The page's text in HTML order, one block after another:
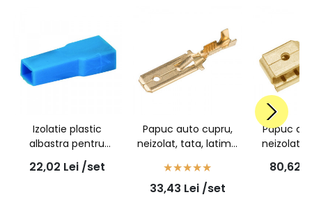
Izolatie plastic
albastra pentru
papuc mama neizolat
- 100buc/set
22,02 Lei /set
Papuc auto cupru,
neizolat, tata, latime
1,5mm2 - 100buc/set
33,43 Lei /set
Papuc
neizolat,
1,5mm2 -
80,62